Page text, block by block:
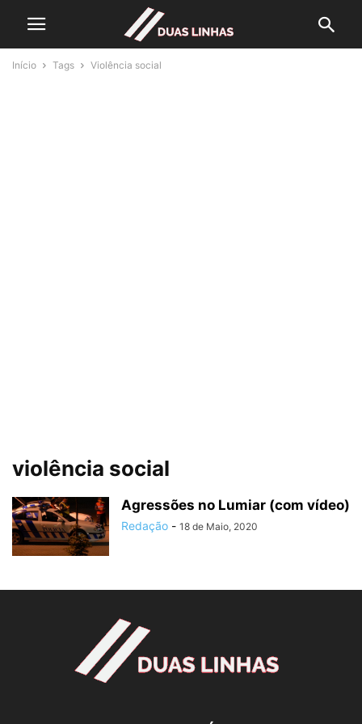
Início Tags Violência social
violência social
Agressões no Lumiar (com vídeo)
Redação - 18 de Maio, 2020